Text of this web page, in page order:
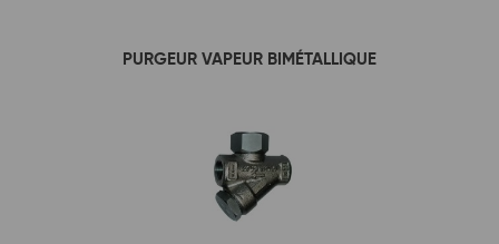
PURGEUR VAPEUR BIMÉTALLIQUE